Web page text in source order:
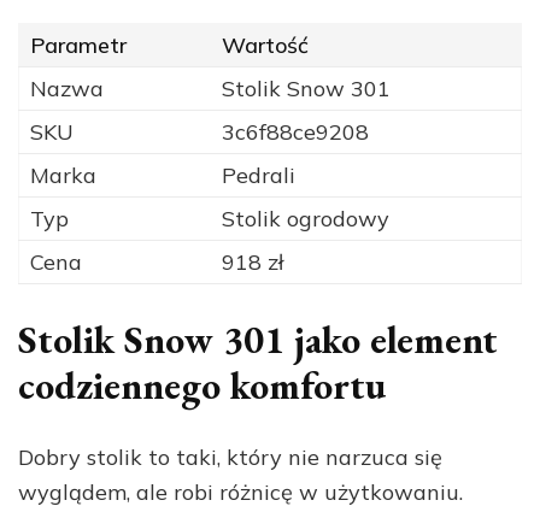
Parametr
Wartość
Nazwa
Stolik Snow 301
SKU
3c6f88ce9208
Marka
Pedrali
Typ
Stolik ogrodowy
Cena
918 zł
Stolik Snow 301 jako element
codziennego komfortu
Dobry stolik to taki, który nie narzuca się
wyglądem, ale robi różnicę w użytkowaniu.